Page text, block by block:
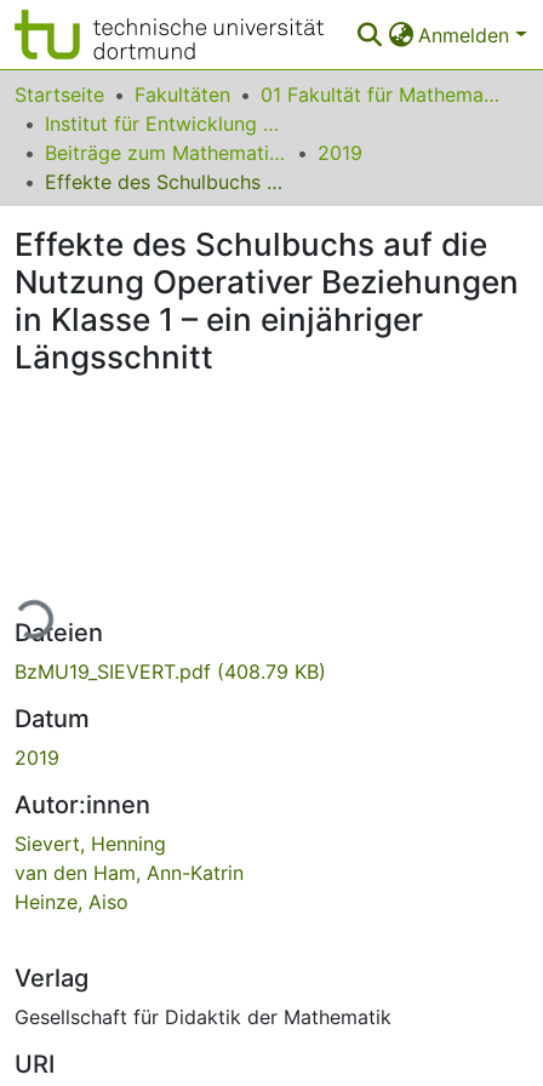
Anmelden
Bereiche & Sammlungen
Das gesamte Repositorium
Statistiken
FAQ
Leitlinien
Zurück zur Startseite
Startseite Fakultäten
01 Fakultät für Mathematik
Institut für Entwicklung und Erforschung des Mathematikunterrichts
Beiträge zum Mathematikunterricht
2019
Effekte des Schulbuchs auf die Nutzung Operativer Beziehungen in Klasse 1 – ein einjähriger Längsschnitt
Effekte des Schulbuchs auf die
Nutzung Operativer Beziehungen
in Klasse 1 – ein einjähriger
Längsschnitt
Dateien
BzMU19_SIEVERT.pdf (408.79 KB)
Datum
2019
Autor:innen
Sievert, Henning
van den Ham, Ann-Katrin
Heinze, Aiso
Verlag
Gesellschaft für Didaktik der Mathematik
URI